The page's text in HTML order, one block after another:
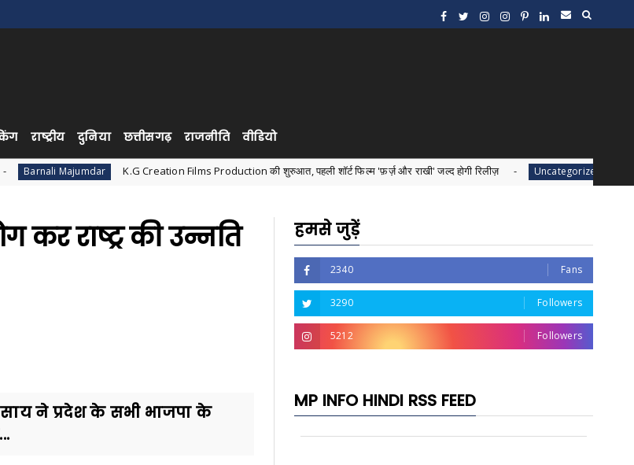
राष्ट्रीय दुनिया छत्तीसगढ़ राजनीति वीडियो
K.G Creation Films Production की शुरुआत, पहली शॉर्ट फिल्म 'फ़र्ज़ और राखी' जल्द होगी रिलीज़ Uncategorized "सरकारी
कर राष्ट्र की उन्नति
साय ने प्रदेश के सभी भाजपा के
हमसे जुड़ें
2340 Fans
3290 Followers
5212 Followers
MP INFO HINDI RSS FEED